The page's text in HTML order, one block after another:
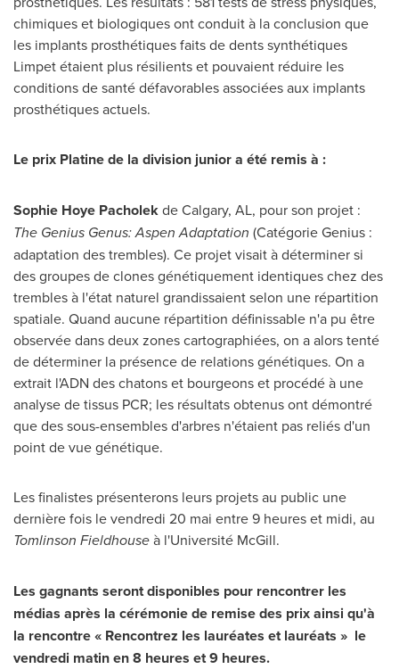
chimiques et biologiques ont conduit à la conclusion que
les implants prosthétiques faits de dents synthétiques
Limpet étaient plus résilients et pouvaient réduire les
conditions de santé défavorables associées aux implants
prosthétiques actuels.
Le prix Platine de la division junior a été remis à :
Sophie Hoye PacholekdeCalgary, AL, pour son projet :
The Genius Genus: Aspen Adaptation (Catégorie Genius :
adaptation des trembles). Ce projet visait à déterminer si
des groupes de clones génétiquement identiques chez des
trembles à l'état naturel grandissaient selon une répartition
spatiale. Quand aucune répartition définissable n'a pu être
observée dans deux zones cartographiées, on a alors tenté
de déterminer la présence de relations génétiques. On a
extrait l'ADN des chatons et bourgeons et procédé à une
analyse de tissus PCR; les résultats obtenus ont démontré
que des sous-ensembles d'arbres n'étaient pas reliés d'un
point de vue génétique.
Les finalistes présenterons leurs projets au public une
dernière fois le vendredi 20 mai entre 9 heures et midi, au
Tomlinson Fieldhouseà l'Université McGill.
Les gagnants seront disponibles pour rencontrer les
médias après la cérémonie de remise des prix ainsi qu'à
la rencontre « Rencontrez les lauréates et lauréats » le
vendredi matin en 8 heures et 9 heures.